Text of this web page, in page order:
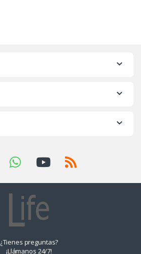
¿Tienes preguntas?
¡Llámanos 24/7!